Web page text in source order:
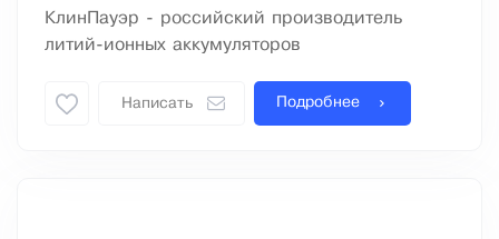
КлинПауэр - российский производитель
литий-ионных аккумуляторов
Написать Подробнее